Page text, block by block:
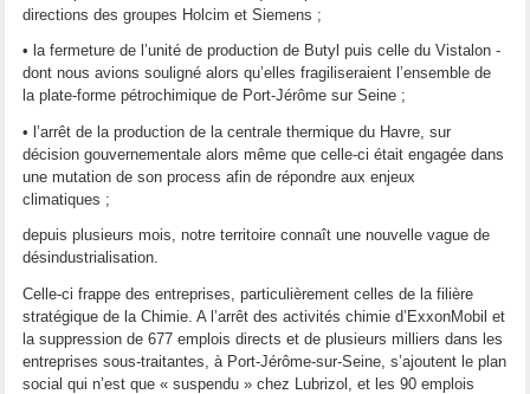
directions des groupes Holcim et Siemens ;
• la fermeture de l’unité de production de Butyl puis celle du Vistalon -
dont nous avions souligné alors qu’elles fragiliseraient l’ensemble de
la plate-forme pétrochimique de Port-Jérôme sur Seine ;
• l’arrêt de la production de la centrale thermique du Havre, sur
décision gouvernementale alors même que celle-ci était engagée dans
une mutation de son process afin de répondre aux enjeux
climatiques ;
depuis plusieurs mois, notre territoire connaît une nouvelle vague de
désindustrialisation.
Celle-ci frappe des entreprises, particulièrement celles de la filière
stratégique de la Chimie. A l’arrêt des activités chimie d’ExxonMobil et
la suppression de 677 emplois directs et de plusieurs milliers dans les
entreprises sous-traitantes, à Port-Jérôme-sur-Seine, s’ajoutent le plan
social qui n’est que « suspendu » chez Lubrizol, et les 90 emplois